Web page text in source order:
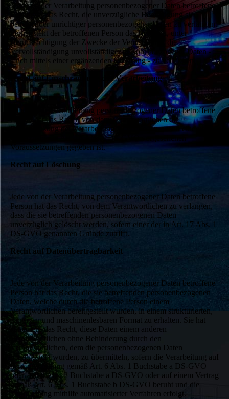
Jede von der Verarbeitung personenbezogener Daten betroffene
Person hat das Recht, die unverzügliche Berichtigung sie
betreffender unrichtiger personenbezogener Daten zu verlangen.
Ferner steht der betroffenen Person das Recht zu, unter
Berücksichtigung der Zwecke der Verarbeitung, die
Vervollständigung unvollständiger personenbezogener Daten -
auch mittels einer ergänzenden Erklärung - zu verlangen.
Recht auf Einschränkung der Verarbeitung
Jede von der Verarbeitung personenbezogener Daten betroffene
Person hat das Recht, von dem Verantwortlichen die
Einschränkung der Verarbeitung zu verlangen, wenn eine vom
Gesetzgeber in Art. 18 Abs. 1 DS-GVO vorgesehenen
Voraussetzungen gegeben ist.
Recht auf Löschung
Jede von der Verarbeitung personenbezogener Daten betroffene
Person hat das Recht, von dem Verantwortlichen zu verlangen,
dass die sie betreffenden personenbezogenen Daten
unverzüglich gelöscht werden, sofern einer der in Art. 17 Abs. 1
DS-GVO genannten Gründe zutrifft.
Recht auf Datenübertragbarkeit
Jede von der Verarbeitung personenbezogener Daten betroffene
Person hat das Recht, die sie betreffenden personenbezogenen
Daten, welche durch die betroffene Person einem
Verantwortlichen bereitgestellt wurden, in einem strukturierten,
gängigen und maschinenlesbaren Format zu erhalten. Sie hat
außerdem das Recht, diese Daten einem anderen
Verantwortlichen ohne Behinderung durch den
Verantwortlichen, dem die personenbezogenen Daten
bereitgestellt wurden, zu übermitteln, sofern die Verarbeitung auf
der Einwilligung gemäß Art. 6 Abs. 1 Buchstabe a DS-GVO
oder Art. 9 Abs. 2 Buchstabe a DS-GVO oder auf einem Vertrag
gemäß Art. 6 Abs. 1 Buchstabe b DS-GVO beruht und die
Verarbeitung mithilfe automatisierter Verfahren erfolgt.